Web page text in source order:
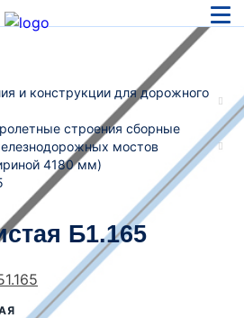
и конструкции для дорожного
строения сборные
мостов
4180 мм)
Б1.165